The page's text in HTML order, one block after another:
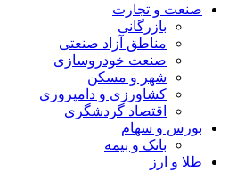
صنعت و تجارت
بازرگانی
مناطق آزاد صنعتی
صنعت خودروسازی
شهر و مسکن
کشاورزی و دامپروری
اقتصاد گردشگری
بورس و سهام
بانک و بیمه
طلا و ارز